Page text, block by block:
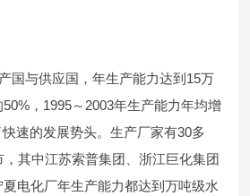
国与供应国，年生产能力达到15万
，1995～2003年生产能力年均增
速的发展势头。生产厂家有30多
其中江苏索普集团、浙江巨化集团
电化厂年生产能力都达到万吨级水